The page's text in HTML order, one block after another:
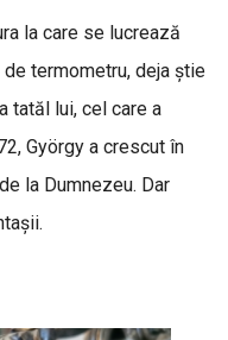
la care se lucrează
termometru, deja știe
tatăl lui, cel care a
György a crescut în
la Dumnezeu. Dar